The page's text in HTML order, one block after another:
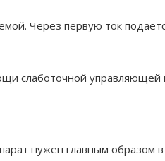
Через первую ток
слаботочной
нужен главным образом